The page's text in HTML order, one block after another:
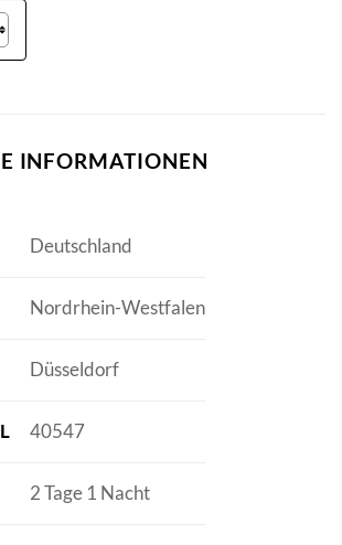
INFORMATIONEN
Deutschland
Nordrhein-Westfalen
Düsseldorf
40547
2 Tage 1 Nacht